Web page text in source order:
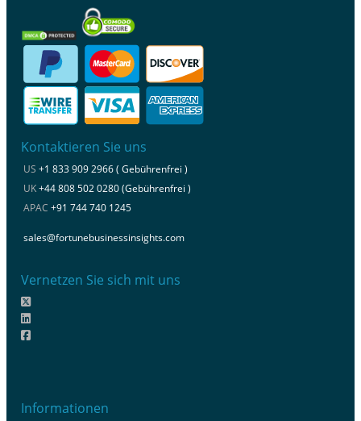
Kontaktieren Sie uns
US +1 833 909 2966 ( Gebührenfrei )
UK+44 808 502 0280 (Gebührenfrei )
APAC +91 744 740 1245
sales@fortunebusinessinsights.com
Vernetzen Sie sich mit uns
Informationen